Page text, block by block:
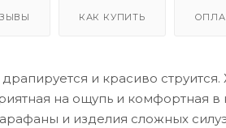
КАК КУПИТЬ
и красиво
на ощупь и комфортная в
и изделия сложных